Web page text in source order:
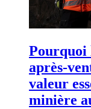
Pourquoi
après-
valeur
minière